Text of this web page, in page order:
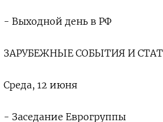
- Выходной день в РФ
ЗАРУБЕЖНЫЕ СОБЫТИЯ И
Среда, 12 июня
- Заседание Еврогруппы